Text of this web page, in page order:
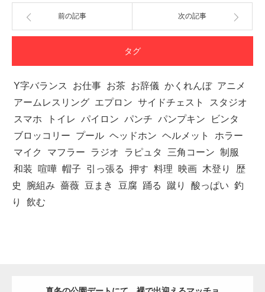
前の記事 次の記事
タグ
Y字バランス お仕事 お茶 お辞儀 かくれんぼ アニメ
アームレスリング エプロン サイドチェスト
スタジオ
スマホ
トイレ パイロン パンチ パンプキン
ビンタ
ブロッコリー
プール ヘッドホン ヘルメット
ホラー
マイク
マフラー ラジオ ラピュタ 三角コーン 制服
和装
喧嘩 帽子 引っ張る 押す 料理 映画 木登り
歴
史
腕組み 薔薇 豆まき 豆腐 踊る 蹴り 酸っぱい 釣
り
飲む